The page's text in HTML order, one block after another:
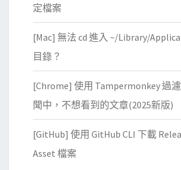
月
吃
飽
定檔案
[Mac] 無法 cd 進入 ~/Library/
目錄？
[Chrome] 使用 Tampermonkey 過
聞中，不想看到的文章(2025新版)
[GitHub] 使用 GitHub CLI 下載
Asset 檔案